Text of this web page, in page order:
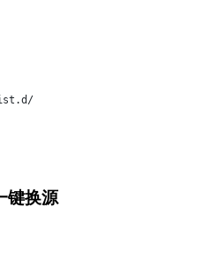
键换源